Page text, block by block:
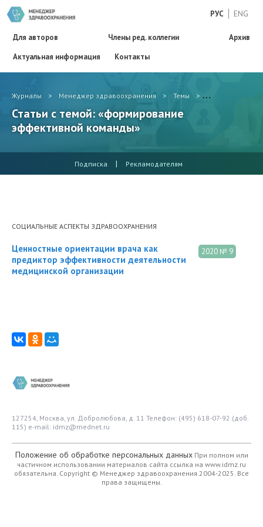
РУС ENG
Для авторов Члены ред. коллегии
Архив
Актуальная информация
Контакты
Журналы > Менеджер здравоохранения > Темы > формирование
Статьи с темой: «формирование
эффективной команды»
Подписка | Рекламодателям
СОЦИАЛЬНЫЕ АСПЕКТЫ ЗДРАВООХРАНЕНИЯ
2020 № 9
Ценностные ориентации врача как
предиктор эффективности деятельности
медицинской организации
127254, Москва, ул. Добролюбова, д. 11 Телефон: (495) 618-07-92 (доб.
115) e-mail: idmz@mednet.ru
Положение об обработке персональных данныхПри полном или
частичном использовании материалов сайта ссылка на www.idmz.ru
обязательна. Copyright © Менеджер здравоохранения 2004-2025. Все
права защищены.